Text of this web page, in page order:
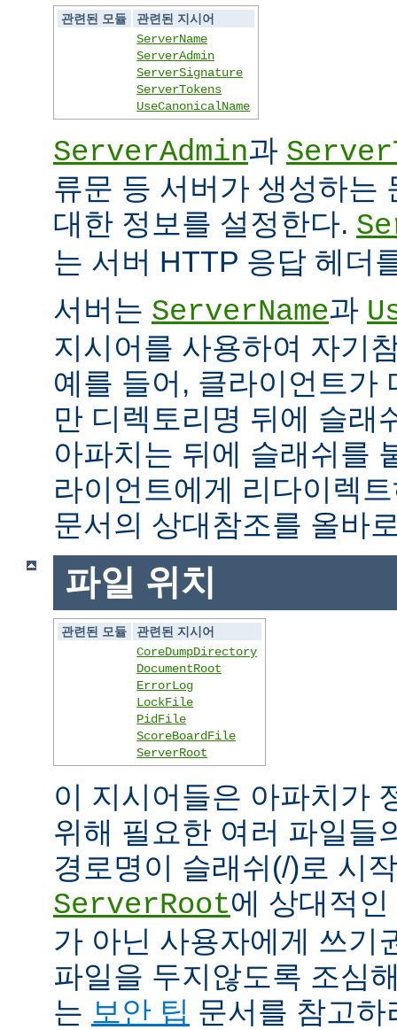
관련된 모듈
관련된 지시어
ServerName
ServerAdmin
ServerSignature
ServerTokens
UseCanonicalName
ServerAdmin과
류문 등 서버가 생성하는
대한 정보를 설정한다.
는 서버 HTTP 응답 헤더
서버는 ServerName과
지시어를 사용하여 자기
예를 들어, 클라이언트가
만 디렉토리명 뒤에 슬래
아파치는 뒤에 슬래쉬를
라이언트에게 리다이렉
문서의 상대참조를 올바
파일 위치
관련된 모듈
관련된 지시어
CoreDumpDirectory
DocumentRoot
ErrorLog
LockFile
PidFile
ScoreBoardFile
ServerRoot
이 지시어들은 아파치가
위해 필요한 여러 파일들
경로명이 슬래쉬(/)로 시
ServerRoot에 상대적
가 아닌 사용자에게 쓰기
파일을 두지않도록 조심
는 보안 팁 문서를 참고하